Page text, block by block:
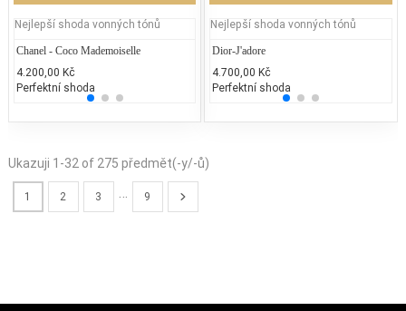
Nejlepší shoda vonných tónů
Chanel - Coco Mademoiselle
4.200,00 Kč
Perfektní shoda
Gucci - Gucci Envy Me
2.000,00 Kč
25% běžných vonných tónů
Nejlepší shoda vonných tónů
Dior-J'adore
4.700,00 Kč
Perfektní shoda
Ukazuji 1-32 of 275 předmět(-y/-ů)
1 2 3 9